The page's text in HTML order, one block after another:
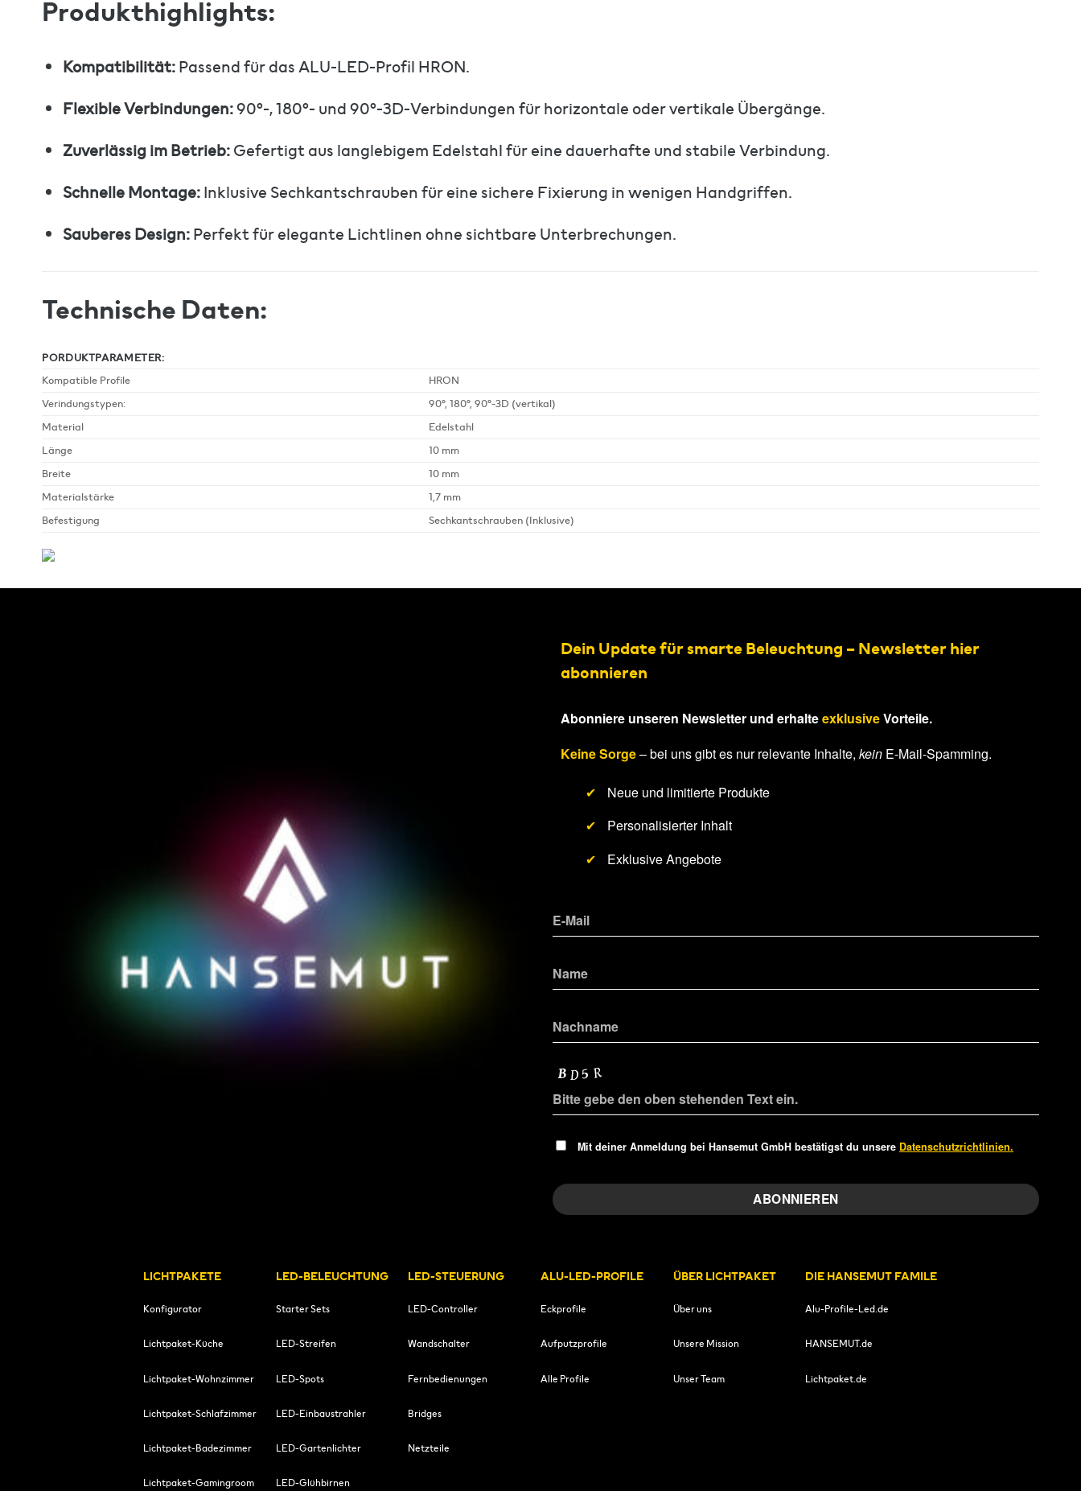
Produkthighlights:
Kompatibilität:Passend für das ALU-LED-Profil HRON.
Flexible Verbindungen:90°-, 180°- und 90°-3D-Verbindungen für horizontale oder vertikale Übergänge.
Zuverlässig im Betrieb:Gefertigt aus langlebigem Edelstahl für eine dauerhafte und stabile Verbindung.
Schnelle Montage:Inklusive Sechkantschrauben für eine sichere Fixierung in wenigen Handgriffen.
Sauberes Design:Perfekt für elegante Lichtlinen ohne sichtbare Unterbrechungen.
Technische Daten:
PORDUKTPARAMETER:
Kompatible Profile
HRON
Verindungstypen:
90°, 180°, 90°-3D (vertikal)
Material
Edelstahl
Länge
10 mm
Breite
10 mm
Materialstärke
1,7 mm
Befestigung
Sechkantschrauben (Inklusive)
Dein Update für smarte Beleuchtung – Newsletter hier
abonnieren
Abonniere unseren Newsletter und erhalteexklusiveVorteile.
Keine Sorge– bei uns gibt es nur relevante Inhalte, kein E-Mail-Spamming.
✔
Neue und limitierte Produkte
✔
Personalisierter Inhalt
✔
Exklusive Angebote
Mit deiner Anmeldung bei Hansemut GmbH bestätigst du unsere Datenschutzrichtlinien.
LICHTPAKETE
Konfigurator
Lichtpaket-Küche
Lichtpaket-Wohnzimmer
Lichtpaket-Schlafzimmer
Lichtpaket-Badezimmer
Lichtpaket-Gamingroom
LED-BELEUCHTUNG
Starter Sets
LED-Streifen
LED-Spots
LED-Einbaustrahler
LED-Gartenlichter
LED-Glühbirnen
LED-STEUERUNG
LED-Controller
Wandschalter
Fernbedienungen
Bridges
Netzteile
ALU-LED-PROFILE
Eckprofile
Aufputzprofile
Alle Profile
ÜBER LICHTPAKET
Über uns
Unsere Mission
Unser Team
DIE HANSEMUT FAMILE
Alu-Profile-Led.de
HANSEMUT.de
Lichtpaket.de